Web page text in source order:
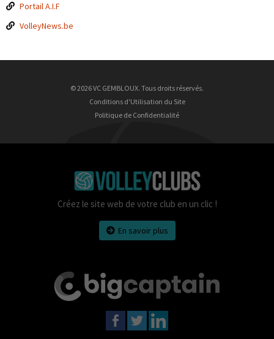
Portail A.I.F
VolleyNews.be
© 2026 VC GEMBLOUX. Tous droits réservés.
Conditions d'Utilisation du Site
Politique de Confidentialité
Créez le site web de votre club en un clic !
En savoir plus